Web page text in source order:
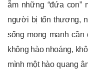
ẵm những “đứa con”
người bị tổn thương,
sống mong manh
không hào nhoáng,
mình một hào quang